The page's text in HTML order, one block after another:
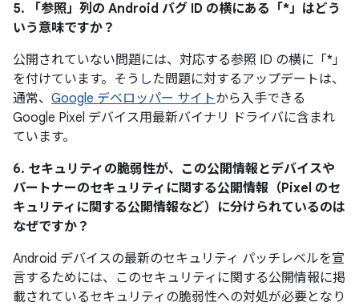
5. 「参照」 列の Android バグ ID の横にある「*」はどう
いう意味ですか？
公開されていない問題には、対応する参照 ID の横に「*」
を付けています。そうした問題に対するアップデートは、
通常、 Google デベロッパー サイトから入手できる
Google Pixel デバイス用最新バイナリ ドライバに含まれ
ています。
6. セキュリティの脆弱性が、この公開情報とデバイスや
パートナーのセキュリティに関する公開情報（Pixel のセ
キュリティに関する公開情報など）に分けられているのは
なぜですか？
Android デバイスの最新のセキュリティ パッチレベルを宣
言するためには、このセキュリティに関する公開情報に掲
載されているセキュリティの脆弱性への対処が必要となり